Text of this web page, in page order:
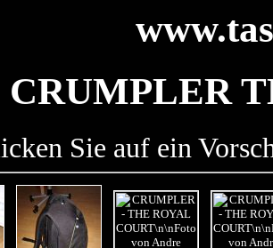
CRUMPLER
Sie auf ein